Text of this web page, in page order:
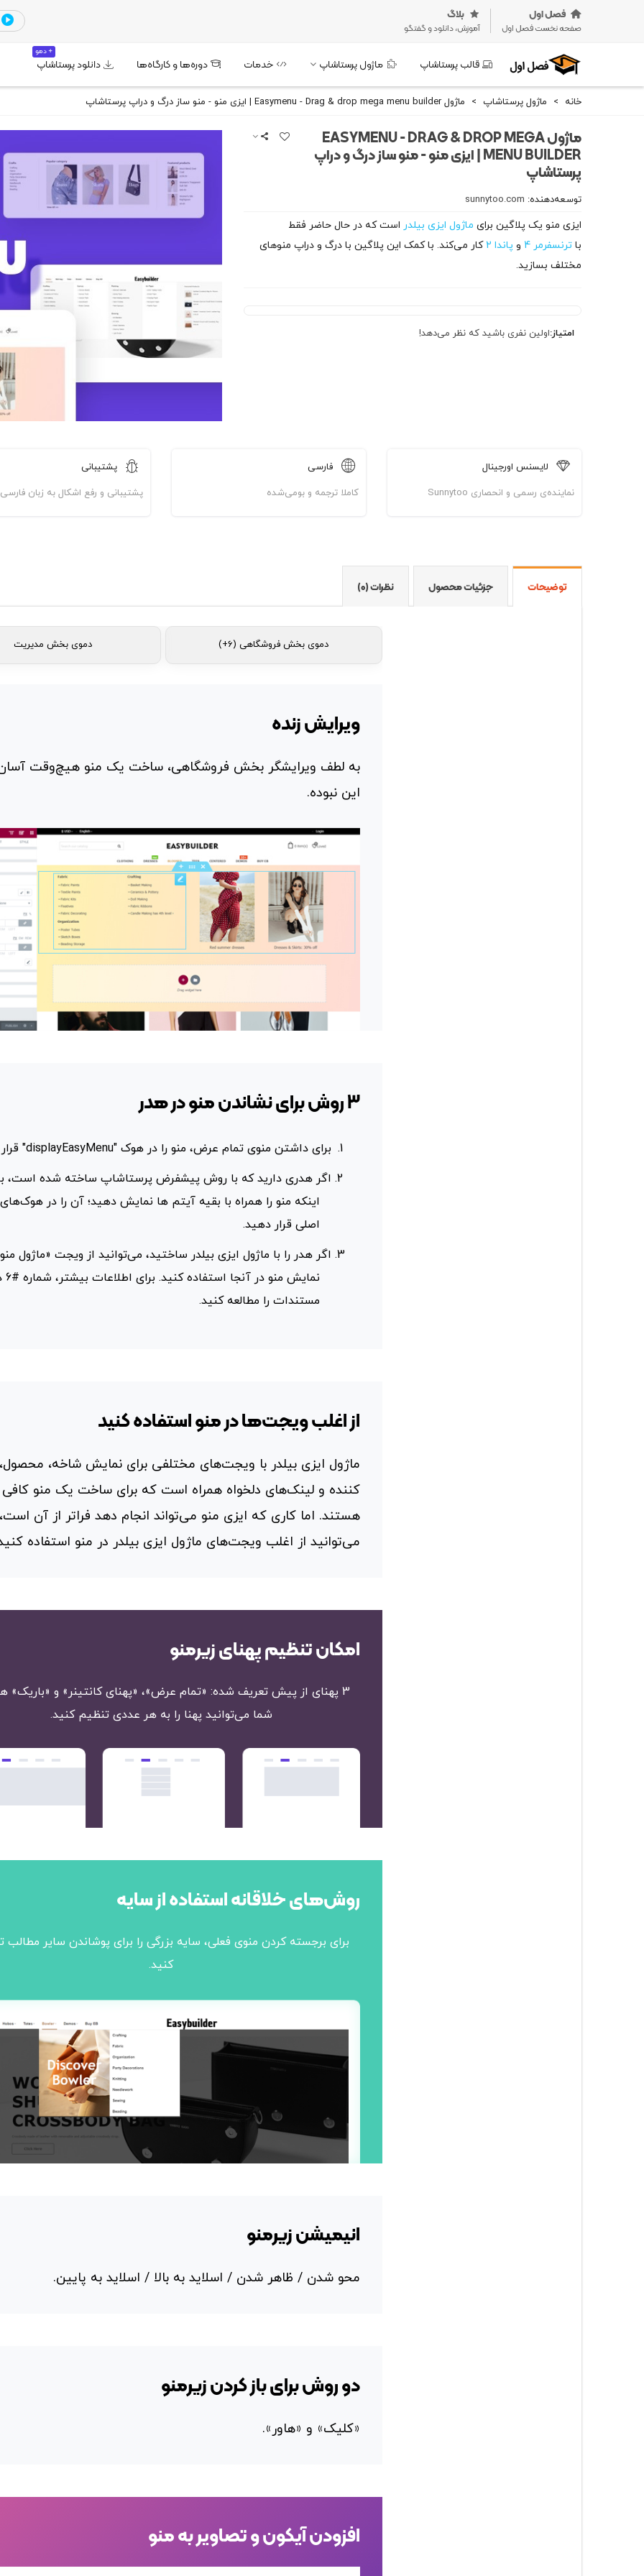
فصل اول
صفحه نخست فصل اول
بلاگ
آموزش، دانلود و گفتگو
قالب پرستاشاپ ماژول پرستاشاپ خدمات دوره‌ها و کارگاه‌ها دانلود پرستاشاپ
+ دمو
خانه > ماژول پرستاشاپ > ماژول Easymenu - Drag & drop mega menu builder | ایزی منو - منو ساز درگ و دراپ پرستاشاپ
ماژول EASYMENU - DRAG & DROP MEGA
MENU BUILDER | ایزی منو - منو ساز درگ و دراپ
پرستاشاپ
توسعه‌دهنده: sunnytoo.com
ایزی منو یک پلاگین برای ماژول ایزی بیلدر است که در حال حاضر فقط
باترنسفرمر 4 و پاندا 2
کار می‌کند. با کمک این پلاگین با درگ و دراپ منوهای
مختلف بسازید.
امتیاز:اولین نفری باشید که نظر می‌دهد!
لایسنس اورجینال
نماینده‌ی رسمی و انحصاری Sunnytoo
فارسی
کاملا ترجمه و بومی‌شده
پشتیبانی
پشتیبانی و رفع اشکال به زبان فارسی
توضیحات جزئیات محصول نظرات (0)
دموی بخش فروشگاهی (6+) دموی بخش مدیریت
ویرایش زنده
به لطف ویرایشگر بخش فروشگاهی، ساخت یک منو هیچ‌وقت
این نبوده.
3 روش برای نشاندن منو در هدر
برای داشتن منوی تمام عرض، منو را در هوک "displayEasyMenu" قرار دهید.
اگر هدری دارید که با روش پیشفرض پرستاشاپ ساخته شده است،
اینکه منو را همراه با بقیه آیتم ها نمایش دهید؛ آن را در
اصلی قرار دهید.
اگر هدر را با ماژول ایزی بیلدر ساختید، می‌توانید از ویجت «ماژول
نمایش منو در
مستندات را مطالعه کنید.
از اغلب ویجت‌ها در منو استفاده کنید
ماژول ایزی بیلدر با ویجت‌های مختلفی برای نمایش شاخه، محصول،
کننده و لینک‌های دلخواه همراه است که برای ساخت یک منو کافی
هستند. اما کاری که ایزی منو می‌تواند انجام دهد فراتر از آن
می‌توانید از اغلب ویجت‌های ماژول ایزی بیلدر در منو استفاده
امکان تنظیم پهنای زیرمنو
3 پهنای از پیش تعریف شده: «تمام عرض»، «پهنای کانتینر» و «باریک»
شما می‌توانید پهنا را به هر عددی تنظیم کنید.
روش‌های خلاقانه استفاده از سایه
برای برجسته کردن منوی فعلی، سایه بزرگی را برای پوشاندن سایر مطالب
کنید.
انیمیشن زیرمنو
محو شدن / ظاهر شدن / اسلاید به بالا / اسلاید به پایین.
دو روش برای باز کردن زیرمنو
«کلیک» و «هاور».
افزودن آیکون و تصاویر به منو